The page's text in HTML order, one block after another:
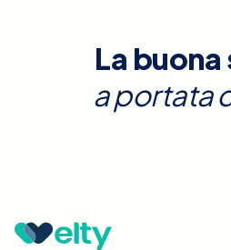
La
a portata